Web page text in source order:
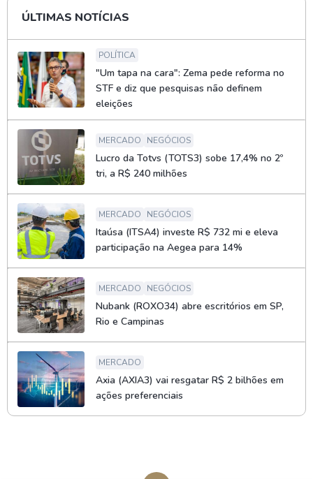
ÚLTIMAS NOTÍCIAS
POLÍTICA
"Um tapa na cara": Zema pede reforma no
STF e diz que pesquisas não definem
eleições
MERCADO NEGÓCIOS
Lucro da Totvs (TOTS3) sobe 17,4% no 2º
tri, a R$ 240 milhões
MERCADO NEGÓCIOS
Itaúsa (ITSA4) investe R$ 732 mi e eleva
participação na Aegea para 14%
MERCADO NEGÓCIOS
Nubank (ROXO34) abre escritórios em SP,
Rio e Campinas
MERCADO
Axia (AXIA3) vai resgatar R$ 2 bilhões em
ações preferenciais